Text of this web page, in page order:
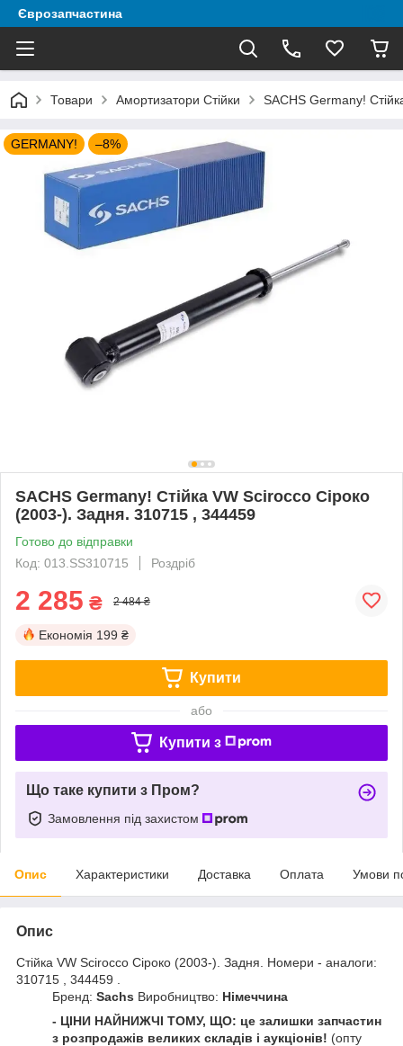
Єврозапчастина
Товари Амортизатори Стійки SACHS Germany!
GERMANY! –8%
SACHS Germany! Стійка VW Scirocco Сіроко
(2003-). Задня. 310715 , 344459
Готово до відправки
Код: 013.SS310715
Роздріб
2 285 ₴ 2 484 ₴
Економія 199 ₴
Купити
або
Купити з
Що таке купити з Пром?
Замовлення під захистом
Опис Характеристики Доставка Оплата Умови
Опис
Стійка VW Scirocco Сіроко (2003-). Задня. Номери - аналоги:
310715 , 344459 .
Бренд: Sachs Виробництво: Німеччина
- ЦІНИ НАЙНИЖЧІ ТОМУ, ЩО: це залишки запчастин
з розпродажів великих складів і аукціонів! (опту